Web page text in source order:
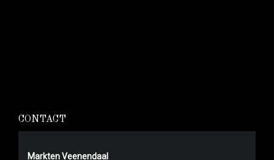
CONTACT
Markten Veenendaal